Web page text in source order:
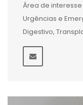
Área de
Urgências e
Digestivo,